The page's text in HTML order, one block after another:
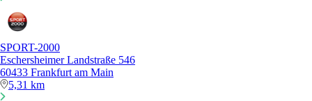
SPORT-2000
Eschersheimer Landstraße 546
60433 Frankfurt am Main
5,31 km